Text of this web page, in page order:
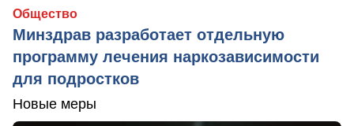
Общество
Минздрав разработает отдельную
программу лечения наркозависимости
для подростков
Новые меры